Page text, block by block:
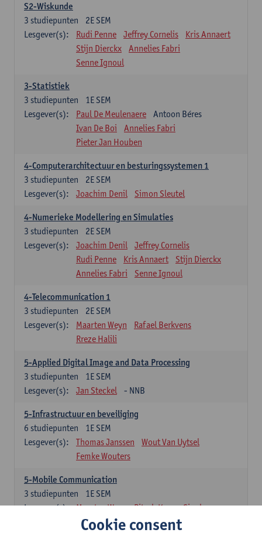
S2-Wiskunde
2E SEM
3 studiepunten
Lesgever(s):
Rudi Penne Jeffrey Cornelis
Kris Annaert
Stijn Dierckx
Annelies Fabri
Senne Ignoul
3-Statistiek
1E SEM
3 studiepunten
Lesgever(s):
Paul De Meulenaere
Antoon Béres
Ivan De Boi
Annelies Fabri
Pieter Jan Houben
4-Computerarchitectuur en besturingssystemen 1
2E SEM
3 studiepunten
Lesgever(s):
Joachim Denil Simon Sleutel
4-Numerieke Modellering en Simulaties
2E SEM
3 studiepunten
Lesgever(s):
Joachim Denil
Jeffrey Cornelis
Rudi Penne
Kris Annaert
Stijn Dierckx
Annelies Fabri
Senne Ignoul
4-Telecommunication 1
2E SEM
3 studiepunten
Lesgever(s):
Maarten Weyn
Rafael Berkvens
Rreze Halili
5-Applied Digital Image and Data Processing
1E SEM
3 studiepunten
Lesgever(s):
Jan Steckel - NNB
5-Infrastructuur en beveiliging
1E SEM
6 studiepunten
Lesgever(s):
Thomas Janssen
Wout Van Uytsel
Femke Wouters
5-Mobile Communication
1E SEM
3 studiepunten
Lesgever(s):
Maarten Weyn Ritesh Kumar Singh
5-Telecommunication 2Cookie consent